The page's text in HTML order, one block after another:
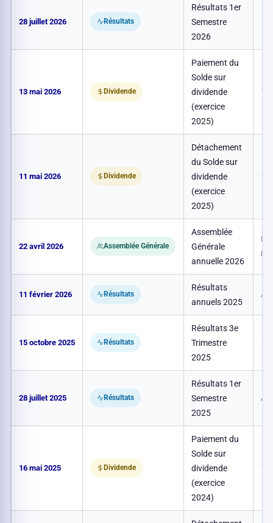
28 juillet 2026 Résultats
Résultats 1er
Semestre
2026
13 mai 2026 Dividende
Paiement du
Solde sur
dividende
(exercice
2025)
11 mai 2026 Dividende
Détachement
du Solde sur
dividende
(exercice
2025)
22 avril 2026 Assemblée Générale
Assemblée
Générale
annuelle 2026
De
11 février 2026 Résultats
Résultats
annuels 2025
15 octobre 2025 Résultats
Résultats 3e
Trimestre
2025
–
28 juillet 2025 Résultats
Résultats 1er
Semestre
2025
16 mai 2025 Dividende
Paiement du
Solde sur
dividende
(exercice
2024)